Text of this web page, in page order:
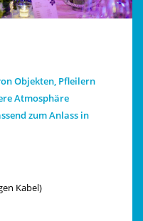
Objekten, Pfleilern
Atmosphäre
zum Anlass in
Kabel)